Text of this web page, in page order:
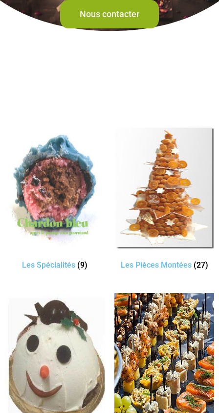
Nous contacter
Les Spécialités (9) Les Pièces Montées (27)